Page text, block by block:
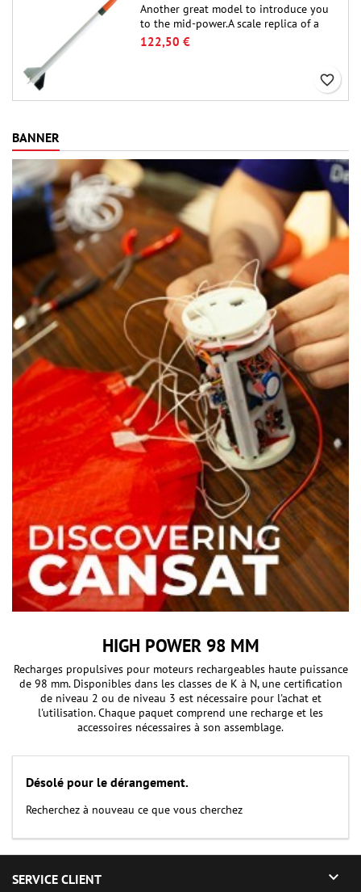
Another great model to introduce you
to the mid-power.A scale replica of a
famous sounding rocket, small in size
and peefect to move to higher-level kits.
122,50 €
favorite_border
BANNER
HIGH POWER 98 MM
Recharges propulsives pour moteurs rechargeables haute puissance
de 98 mm. Disponibles dans les classes de K à N, une certification
de niveau 2 ou de niveau 3 est nécessaire pour l'achat et
l'utilisation. Chaque paquet comprend une recharge et les
accessoires nécessaires à son assemblage.
Désolé pour le dérangement.
Recherchez à nouveau ce que vous cherchez
SERVICE CLIENT 